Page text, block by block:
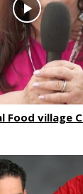
Food village